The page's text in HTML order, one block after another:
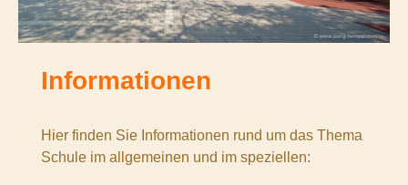
Informationen
Hier finden Sie Informationen rund um das Thema
Schule im allgemeinen und im speziellen: